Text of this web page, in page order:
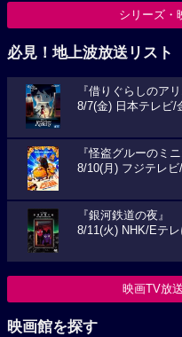
シリーズ・
必見！地上波放送リスト
『借りぐらしのア
8/7(金) 日本テレビ/
『怪盗グルーのミ
8/10(月) フジテレ
『銀河鉄道の夜』
8/11(火) NHK/Eテ
映画TV放
映画館を探す